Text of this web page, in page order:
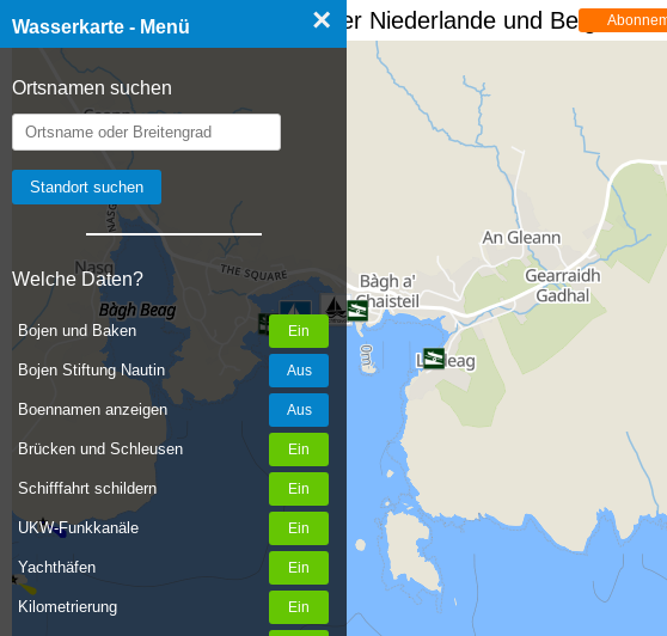
Wasserkarte - Menü ×
Ortsnamen suchen
Welche Daten?
Bojen und Baken
Bojen Stiftung Nautin
Boennamen anzeigen
Brücken und Schleusen
Schifffahrt schildern
UKW-Funkkanäle
Yachthäfen
Kilometrierung
☰ Wasserkarte Deutschland, der Niederlande und Belgien -